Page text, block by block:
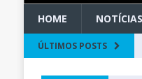
HOME NOTÍCIAS
ÚLTIMOS POSTS